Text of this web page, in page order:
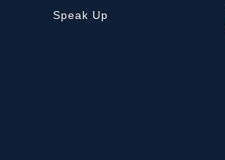
Speak Up